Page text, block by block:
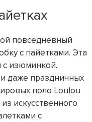
повседневный
с пайетками. Эта
с изюминкой.
даже праздничных
поло Loulou
искусственного
с